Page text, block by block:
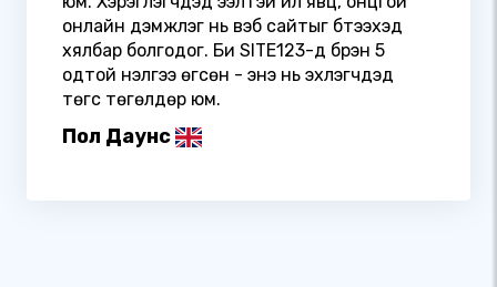
онлайн дэмжлэг нь вэб сайтыг бүтээхэд
хялбар болгодог. Би SITE123-д бүрэн 5
одтой үнэлгээ өгсөн - энэ нь эхлэгчдэд
төгс төгөлдөр юм.
Пол Даунс